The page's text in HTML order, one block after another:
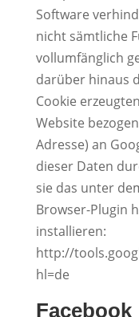
Software
nicht sämtliche
vollumfänglich
darüber hinaus
Cookie
Website
Adresse) an
dieser Daten
sie das unter
Browser-Plugin
installieren:
http://
hl=de